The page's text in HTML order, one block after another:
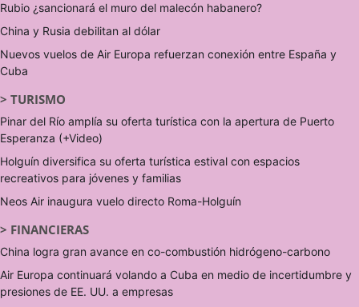
Rubio ¿sancionará el muro del malecón habanero?
China y Rusia debilitan al dólar
Nuevos vuelos de Air Europa refuerzan conexión entre España y
Cuba
> TURISMO
Pinar del Río amplía su oferta turística con la apertura de Puerto
Esperanza (+Video)
Holguín diversifica su oferta turística estival con espacios
recreativos para jóvenes y familias
Neos Air inaugura vuelo directo Roma-Holguín
> FINANCIERAS
China logra gran avance en co-combustión hidrógeno-carbono
Air Europa continuará volando a Cuba en medio de incertidumbre y
presiones de EE. UU. a empresas